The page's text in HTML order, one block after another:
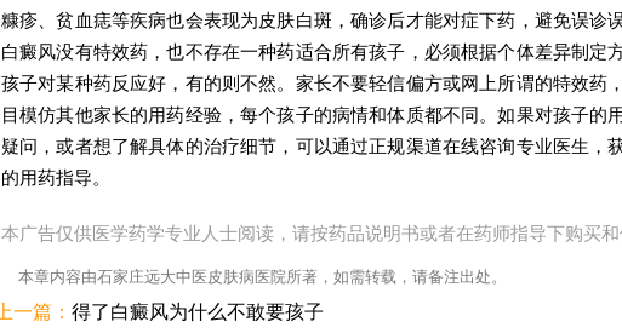
糠疹、贫血痣等疾病也会表现为皮肤白斑，确诊后才能对症下药，避免误诊
白癜风没有特效药，也不存在一种药适合所有孩子，必须根据个体差异制定
孩子对某种药反应好，有的则不然。家长不要轻信偏方或网上所谓的特效药
目模仿其他家长的用药经验，每个孩子的病情和体质都不同。如果对孩子的
疑问，或者想了解具体的治疗细节，可以通过正规渠道在线咨询专业医生，
的用药指导。
本广告仅供医学药学专业人士阅读，请按药品说明书或者在药师指导下购买
本章内容由石家庄远大中医皮肤病医院所著，如需转载，请备注出处。
上一篇： 得了白癜风为什么不敢要孩子